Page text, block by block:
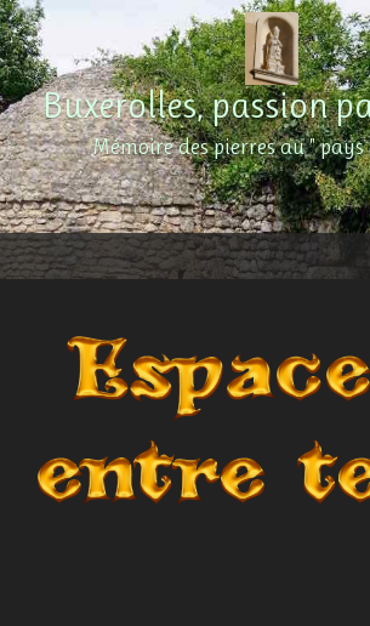
Buxerolles, passion
Mémoire des pierres au " pays